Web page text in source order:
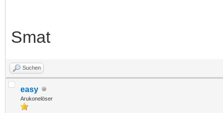
Smat
Suchen
easy
Arukonelöser